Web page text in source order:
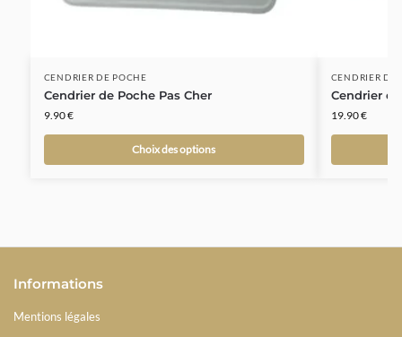
CENDRIER DE POCHE
Cendrier de Poche Pas Cher
9.90€
Choix des options
CENDRIER DE
Cendrier
19.90€
Informations
Mentions légales